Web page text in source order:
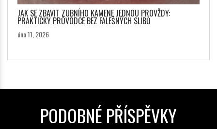
JAK SE ZBAVIT ZUBNÍHO KAMENE JEDNOU PROVŽDY:
PRAKTICKÝ PRŮVODCE BEZ FALEŠNÝCH SLIBŮ
úno 11, 2026
PODOBNÉ PŘÍSPĚVKY